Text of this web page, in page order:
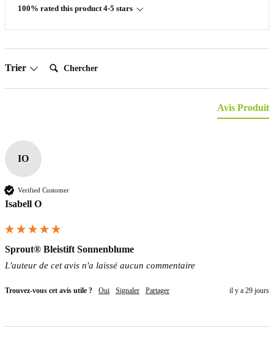
100% rated this product 4-5 stars
Trier
Avis Produit
IO
Verified Customer
Isabell O
Sprout® Bleistift Sonnenblume
L'auteur de cet avis n'a laissé aucun commentaire
Trouvez-vous cet avis utile ? Oui Signaler Partager il y a 29 jours